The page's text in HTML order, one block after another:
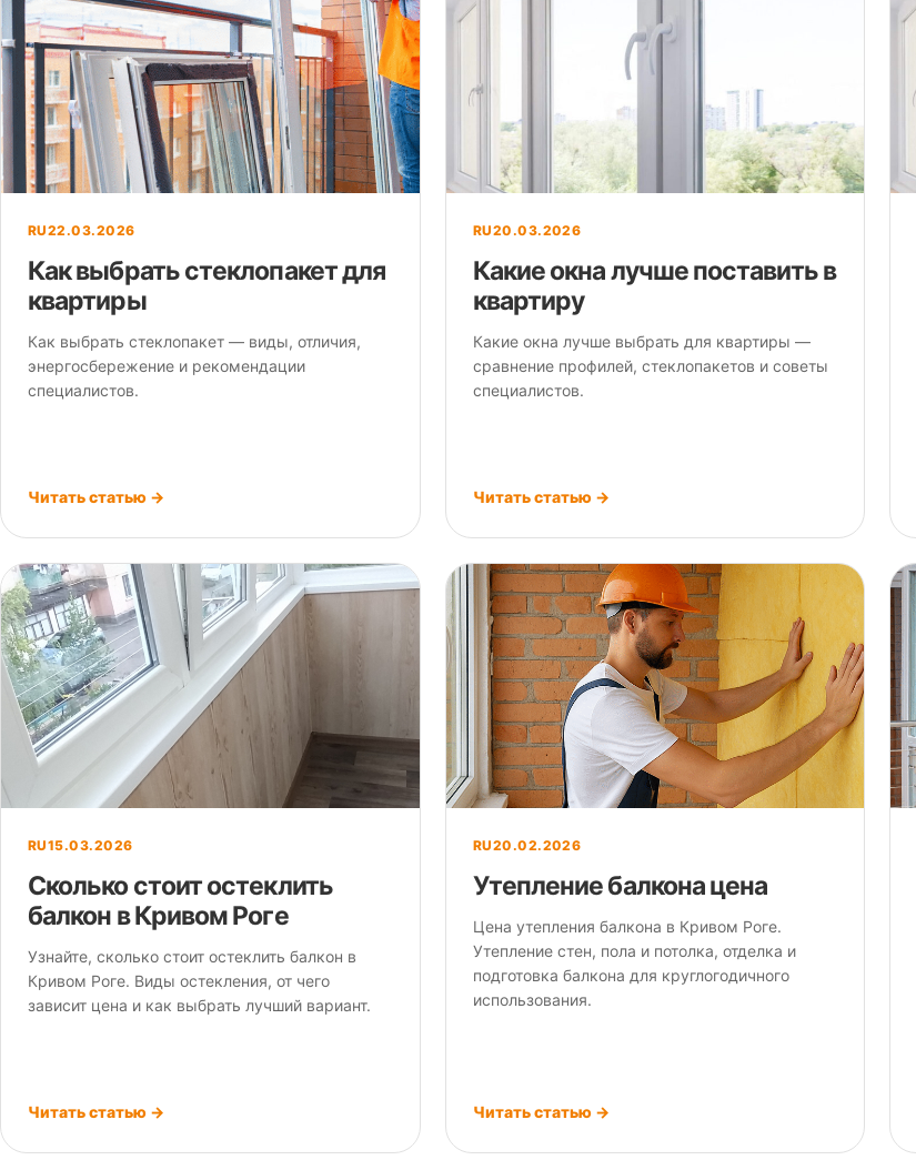
RU22.03.2026
Как выбрать стеклопакет для
квартиры
Как выбрать стеклопакет — виды, отличия,
энергосбережение и рекомендации
специалистов.
Читать статью →
RU20.03.2026
Какие окна лучше поставить в
квартиру
Какие окна лучше выбрать для квартиры —
сравнение профилей, стеклопакетов и советы
специалистов.
Читать статью →
RU15.03.2026
Сколько стоит остеклить
балкон в Кривом Роге
Узнайте, сколько стоит остеклить балкон в
Кривом Роге. Виды остекления, от чего
зависит цена и как выбрать лучший вариант.
Читать статью →
RU20.02.2026
Утепление балкона цена
Цена утепления балкона в Кривом Роге.
Утепление стен, пола и потолка, отделка и
подготовка балкона для круглогодичного
использования.
Читать статью →